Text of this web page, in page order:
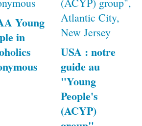
Young
in
USA : notre
guide au
"Young
People's
(ACYP)